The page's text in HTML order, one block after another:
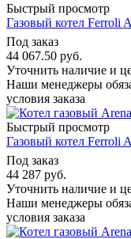
Быстрый просмотр
Газовый котел Ferroli
Под заказ
44 067.50 руб.
Уточнить наличие и
Наши менеджеры
условия заказа
Быстрый просмотр
Газовый котел Ferroli
Под заказ
44 287 руб.
Уточнить наличие и
Наши менеджеры
условия заказа